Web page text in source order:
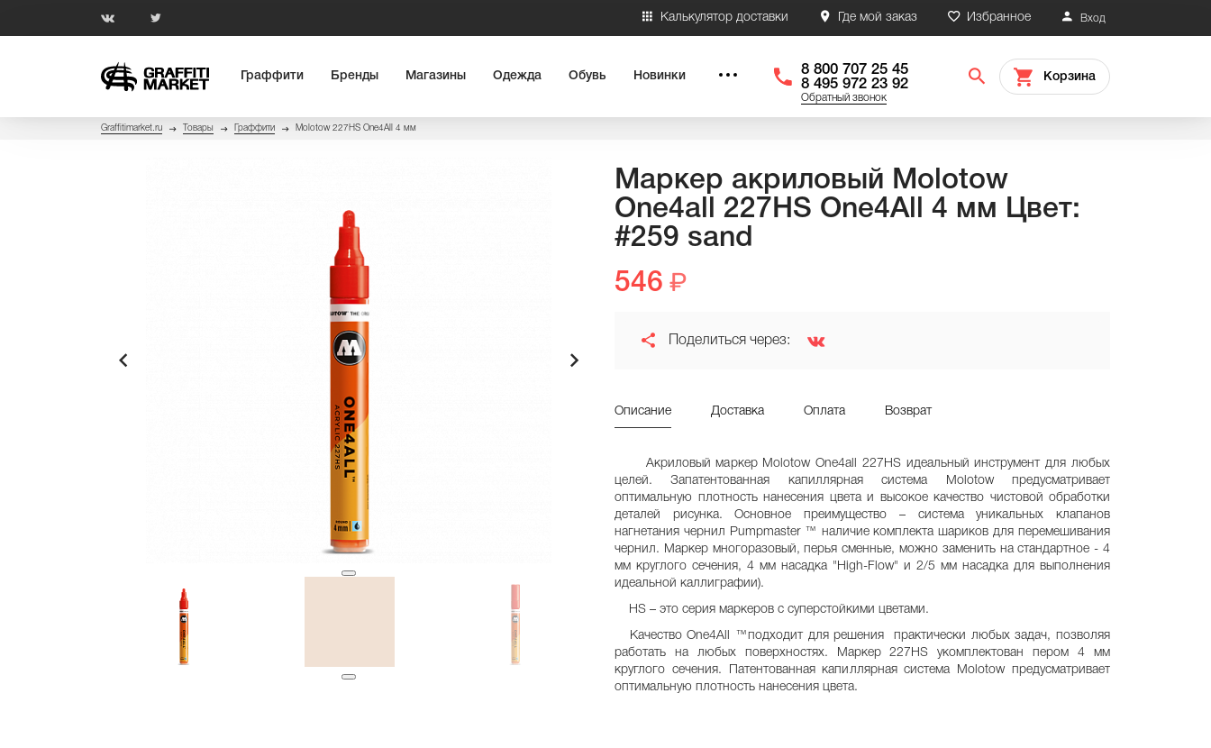
Вход
Избранное
Где мой заказ
Калькулятор доставки
Граффити Бренды Магазины Одежда Обувь Новинки
8 800 707 25 45
8 495 972 23 92
Обратный звонок
Корзина
Graffitimarket.ru Товары Граффити Molotow 227HS One4All 4 мм
Маркер акриловый Molotow
One4all 227HS One4All 4 мм Цвет:
#259 sand
546
Поделиться через:
Описание Доставка Оплата Возврат
Акриловый маркер Molotow One4all 227HS идеальный инструмент для любых
целей. Запатентованная капиллярная система Molotow предусматривает
оптимальную плотность нанесения цвета и высокое качество чистовой обработки
деталей рисунка. Основное преимущество – система уникальных клапанов
нагнетания чернил Pumpmaster ™ наличие комплекта шариков для перемешивания
чернил. Маркер многоразовый, перья сменные, можно заменить на стандартное - 4
мм круглого сечения, 4 мм насадка "High-Flow" и 2/5 мм насадка для выполнения
идеальной каллиграфии).
HS – это серия маркеров с суперстойкими цветами.
Качество One4All ™подходит для решения практически любых задач, позволяя
работать на любых поверхностях. Маркер 227HS укомплектован пером 4 мм
круглого сечения. Патентованная капиллярная система Molotow предусматривает
оптимальную плотность нанесения цвета.